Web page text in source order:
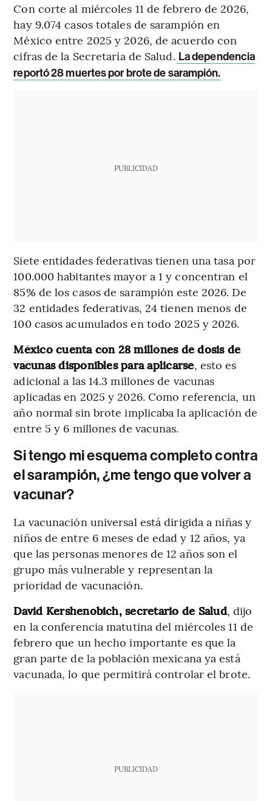
Con corte al miércoles 11 de febrero de 2026,
hay 9.074 casos totales de sarampión en
México entre 2025 y 2026, de acuerdo con
cifras de la Secretaría de Salud. La dependencia
reportó 28 muertes por brote de sarampión.
PUBLICIDAD
Siete entidades federativas tienen una tasa por
100.000 habitantes mayor a 1 y concentran el
85% de los casos de sarampión este 2026. De
32 entidades federativas, 24 tienen menos de
100 casos acumulados en todo 2025 y 2026.
México cuenta con 28 millones de dosis de
vacunas disponibles para aplicarse, esto es
adicional a las 14.3 millones de vacunas
aplicadas en 2025 y 2026. Como referencia, un
año normal sin brote implicaba la aplicación de
entre 5 y 6 millones de vacunas.
Si tengo mi esquema completo contra
el sarampión, ¿me tengo que volver a
vacunar?
La vacunación universal está dirigida a niñas y
niños de entre 6 meses de edad y 12 años, ya
que las personas menores de 12 años son el
grupo más vulnerable y representan la
prioridad de vacunación.
David Kershenobich, secretario de Salud, dijo
en la conferencia matutina del miércoles 11 de
febrero que un hecho importante es que la
gran parte de la población mexicana ya está
vacunada, lo que permitirá controlar el brote.
PUBLICIDAD